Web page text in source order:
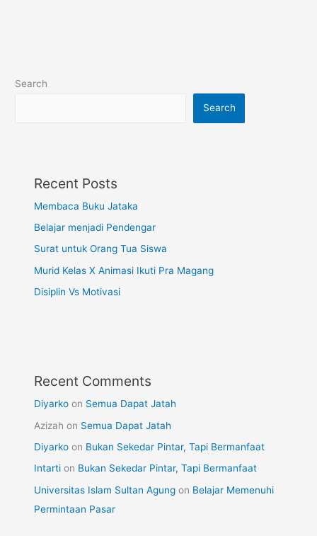
Search
Search
Recent Posts
Membaca Buku Jataka
Belajar menjadi Pendengar
Surat untuk Orang Tua Siswa
Murid Kelas X Animasi Ikuti Pra Magang
Disiplin Vs Motivasi
Recent Comments
Diyarko on Semua Dapat Jatah
Azizah on Semua Dapat Jatah
Diyarko on Bukan Sekedar Pintar, Tapi Bermanfaat
Intarti on Bukan Sekedar Pintar, Tapi Bermanfaat
Universitas Islam Sultan Agung on Belajar Memenuhi
Permintaan Pasar